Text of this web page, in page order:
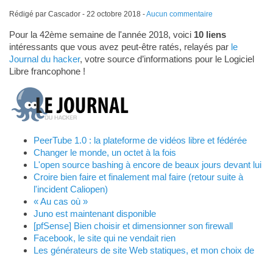
Rédigé par Cascador - 22 octobre 2018 -Aucun commentaire
Pour la 42ème semaine de l'année 2018, voici 10 liens
intéressants que vous avez peut-être ratés, relayés par le
Journal du hacker, votre source d’informations pour le Logiciel
Libre francophone !
PeerTube 1.0 : la plateforme de vidéos libre et fédérée
Changer le monde, un octet à la fois
L'open source bashing à encore de beaux jours devant lui
Croire bien faire et finalement mal faire (retour suite à
l'incident Caliopen)
« Au cas où »
Juno est maintenant disponible
[pfSense] Bien choisir et dimensionner son firewall
Facebook, le site qui ne vendait rien
Les générateurs de site Web statiques, et mon choix de